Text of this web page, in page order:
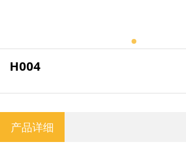
H004
产品详细